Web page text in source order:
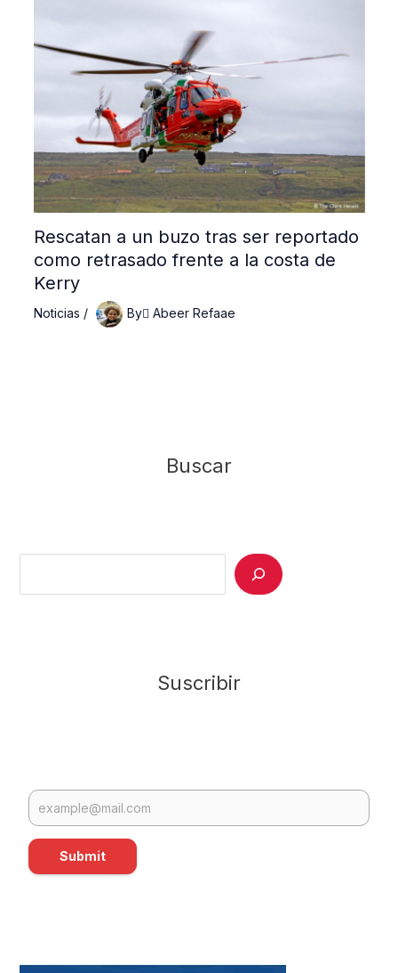
Rescatan a un buzo tras ser reportado
como retrasado frente a la costa de
Kerry
Noticias / By ِAbeer Refaae
Buscar
Suscribir
Submit